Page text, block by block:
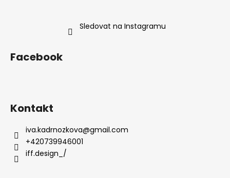
Sledovat na Instagramu
Facebook
Kontakt
iva.kadrnozkova@gmail.com
+420739946001
iff.design_/